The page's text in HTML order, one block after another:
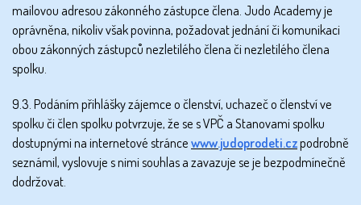
mailovou adresou zákonného zástupce člena. Judo Academy je
oprávněna, nikoliv však povinna, požadovat jednání či komunikaci
obou zákonných zástupců nezletilého člena či nezletilého člena
spolku.
9.3. Podáním přihlášky zájemce o členství, uchazeč o členství ve
spolku či člen spolku potvrzuje, že se s VPČ a Stanovami spolku
dostupnými na internetové stráncewww.judoprodeti.czpodrobně
seznámil, vyslovuje s nimi souhlas a zavazuje se je bezpodmínečně
dodržovat.